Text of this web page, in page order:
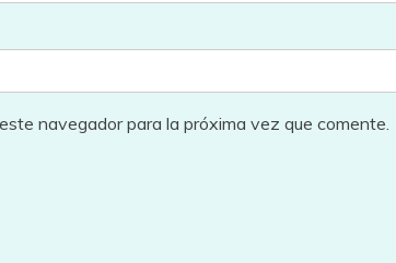
navegador para la próxima vez que comente.